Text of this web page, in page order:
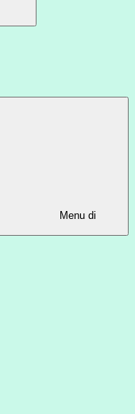
Menu di